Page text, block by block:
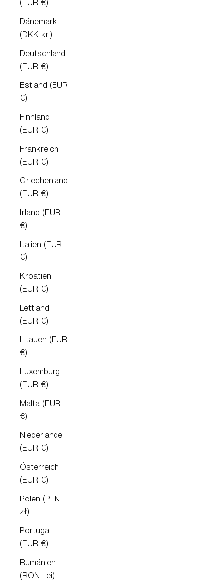
(EUR €)
Dänemark
(DKK kr.)
Deutschland
(EUR €)
Estland (EUR
€)
Finnland
(EUR €)
Frankreich
(EUR €)
Griechenland
(EUR €)
Irland (EUR
€)
Italien (EUR
€)
Kroatien
(EUR €)
Lettland
(EUR €)
Litauen (EUR
€)
Luxemburg
(EUR €)
Malta (EUR
€)
Niederlande
(EUR €)
Österreich
(EUR €)
Polen (PLN
zł)
Portugal
(EUR €)
Rumänien
(RON Lei)